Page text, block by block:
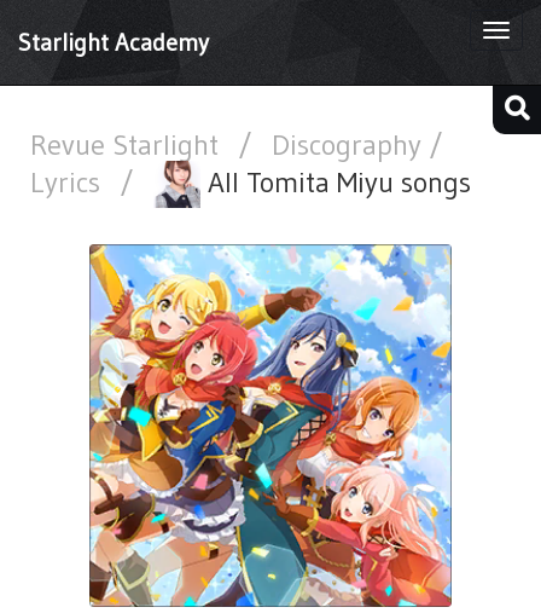
Starlight Academy
Revue Starlight /
Discography /
Lyrics
/ All Tomita Miyu songs